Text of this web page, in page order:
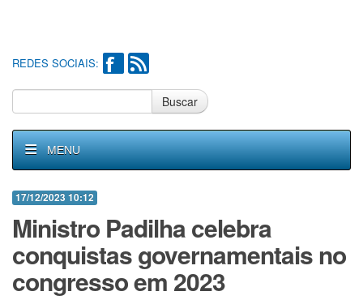
REDES SOCIAIS:
Buscar
MENU
17/12/2023 10:12
Ministro Padilha celebra
conquistas governamentais no
congresso em 2023